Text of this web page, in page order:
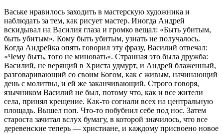
Ваське нравилось заходить в мастерскую художника и
наблюдать за тем, как рисует мастер. Иногда Андрей
вскидывал на Василия глаза и громко вещал: «Быть убитым,
быть убитым». Кому быть убитым, узнать не получалось.
Когда Андрейка опять говорил эту фразу, Василий отвечал:
«Чему быть, того не миновать». Странная это была дружба:
Василий, не верящий в Христа удмурт, и Андрей блаженный,
разговаривающий со своим Богом, как с живым, начинающий
день с молитвы, и ей же заканчивающий. Строго говоря,
язычником Василий не был, потому что, как и все жители
села, принял крещение. Как-то согнали всех на центральную
площадь. Вышел поп. Что-то побубнил себе под нос. Затем
староста зачитал вслух бумагу, в которой значилось, что все
деревенские теперь — христиане, и каждому присвоено новое